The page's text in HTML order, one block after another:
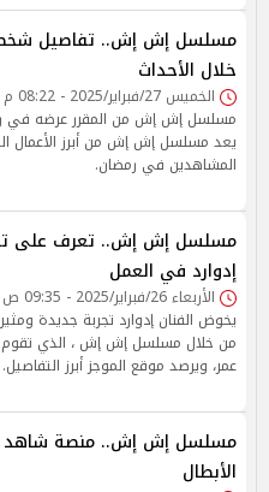
مسلسل إش إش.. تفاصيل
خلال الأحداث
الخميس 27/فبراير/2025 - 08:22 م
يعد مسلسل إش إش من أبرز الأعمال
المشاهدين في رمضان.
مسلسل إش إش.. تعرف على
إدوارد في العمل
الأربعاء 26/فبراير/2025 - 09:35 ص
من خلال مسلسل إش إش ، الذي تقوم
عمر، ويرصد موقع الموجز أبرز التفاصيل.
مسلسل إش إش.. منصة
الأبطال